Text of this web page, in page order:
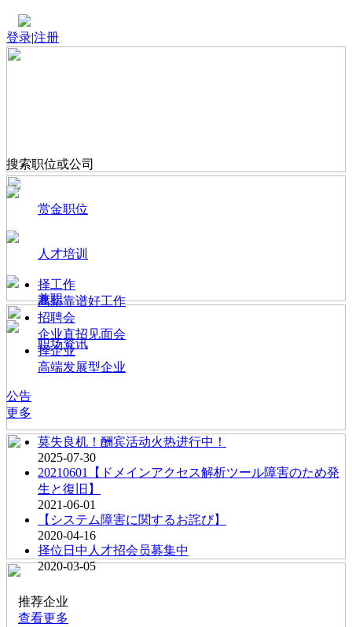
登录|注册
搜索职位或公司
赏金职位
人才培训
兼职
职场资讯
择工作
高薪靠谱好工作
招聘会
企业直招见面会
择企业
高端发展型企业
公告
更多
莫失良机！酬宾活动火热进行中！
2025-07-30
20210601【ドメインアクセス解析ツール障害のため発
生と復旧】
2021-06-01
【システム障害に関するお詫び】
2020-04-16
择位日中人才招会员募集中
2020-03-05
推荐企业
查看更多